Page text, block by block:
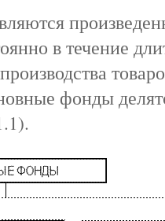
в течение
фонды